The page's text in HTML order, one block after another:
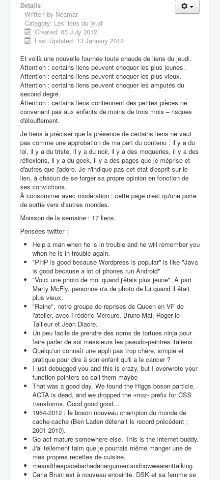
Details
Written by Neamar
Category: Les liens du jeudi
Created: 05 July 2012
Last Updated: 13 January 2018
Et voilà une nouvelle fournée toute chaude de liens du jeudi.
Attention : certains liens peuvent choquer les plus jeunes.
Attention : certains liens peuvent choquer les plus vieux.
Attention : certains liens peuvent choquer les amputés du
second degré.
Attention : certains liens contiennent des petites pièces ne
convenant pas aux enfants de moins de trois mois – risques
d'étouffement.
Je tiens à préciser que la présence de certains liens ne vaut
pas comme une approbation de ma part du contenu : il y a du
lol, il y a du triste, il y a du noir, il y a des moqueries, il y a des
réflexions, il y a du geek, il y a des pages que je méprise et
d'autres que j'adore. Je n'indique pas cet état d'esprit sur le
lien, à chacun de se forger sa propre opinion en fonction de
ses convictions.
À consommer avec modération ; cette page n'est qu'une porte
de sortie vers d'autres mondes.
Moisson de la semaine : 17 liens.
Pensées twitter :
Help a man when he is in trouble and he will remember you
when he is in trouble again.
"PHP is good because Wordpress is popular" is like "Java
is good because a lot of phones run Android"
"Voici une photo de moi quand j'étais plus jeune". A part
Marty McFly, personne n'a de photo de lui quand il était
plus vieux.
"Reine", notre groupe de reprises de Queen en VF de
l'atelier, avec Frédéric Mercure, Bruno Mai, Roger le
Tailleur et Jean Diacre.
Un peu facile de prendre des noms de tortues ninja pour
faire parler de soi messieurs les pseudo-peintres italiens.
Quelqu'un connaît une appli pas trop chère, simple et
pratique pour dire à son enfant qu'il a le cancer ?
I just debugged you and this is crazy, but I overwrote your
function pointers so call them maybe
That was a good day. We found the Higgs boson particle,
ACTA is dead, and we dropped the -moz- prefix for CSS
transforms. Good good good…
1964-2012 : le boson nouveau champion du monde de
cache-cache (Ben Laden détenait le record précédent ;
2001-2010).
Go act mature somewhere else. This is the internet buddy.
J'ai tellement faim que je pourrais même manger une de
mes propres recettes de cuisine.
meandthespacebarhadanargumentandnowwearenttalking
Carla Bruni est à nouveau enceinte. DSK et sa femme se